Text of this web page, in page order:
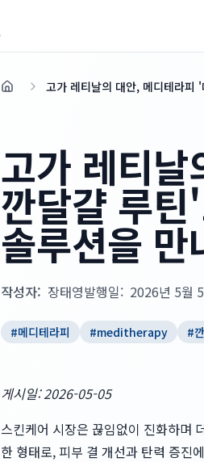
홈 고가 레티날의 대안, 메디테라피
고가 레티
깐달걀 루
솔루션을 만
작성자: 장태영발행일: 2026년 5월
#메디테라피 #meditherapy #
게시일: 2026-05-05
스킨케어 시장은 끊임없이 진화하며
한 형태로, 피부 결 개선과 탄력 증진